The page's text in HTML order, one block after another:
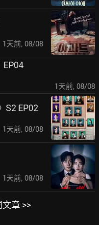
1天前, 08/08
EP04
1天前, 08/08
S2 EP02
1天前, 08/08
1天前, 08/08
章 >>